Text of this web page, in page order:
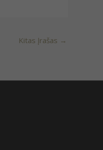
Kitas Įrašas →